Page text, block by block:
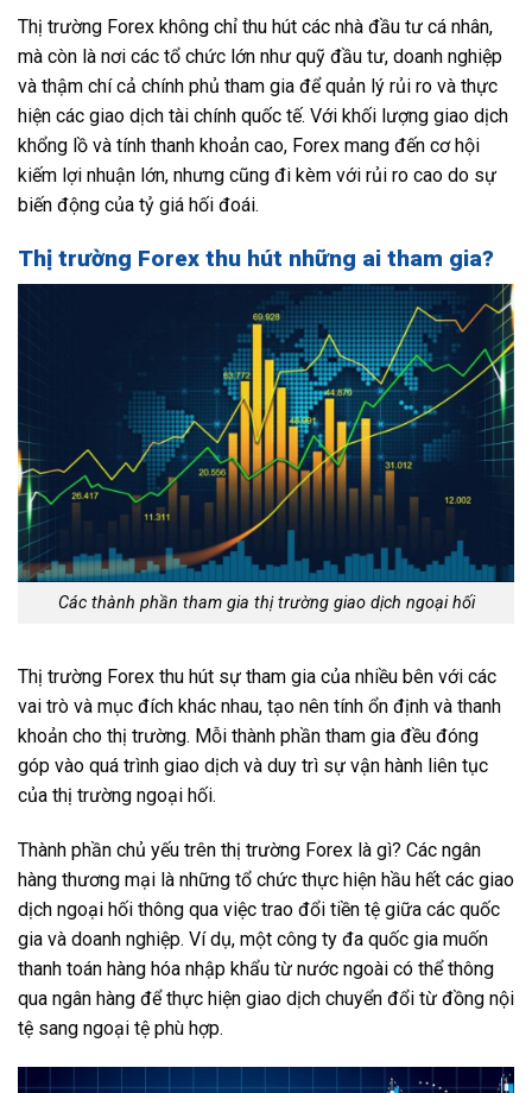
Thị trường Forex không chỉ thu hút các nhà đầu tư cá nhân,
mà còn là nơi các tổ chức lớn như quỹ đầu tư, doanh nghiệp
và thậm chí cả chính phủ tham gia để quản lý rủi ro và thực
hiện các giao dịch tài chính quốc tế. Với khối lượng giao dịch
khổng lồ và tính thanh khoản cao, Forex mang đến cơ hội
kiếm lợi nhuận lớn, nhưng cũng đi kèm với rủi ro cao do sự
biến động của tỷ giá hối đoái.
Thị trường Forex thu hút những ai tham gia?
Các thành phần tham gia thị trường giao dịch ngoại hối
Thị trường Forex thu hút sự tham gia của nhiều bên với các
vai trò và mục đích khác nhau, tạo nên tính ổn định và thanh
khoản cho thị trường. Mỗi thành phần tham gia đều đóng
góp vào quá trình giao dịch và duy trì sự vận hành liên tục
của thị trường ngoại hối.
Thành phần chủ yếu trên thị trường Forex là gì? Các ngân
hàng thương mại là những tổ chức thực hiện hầu hết các giao
dịch ngoại hối thông qua việc trao đổi tiền tệ giữa các quốc
gia và doanh nghiệp. Ví dụ, một công ty đa quốc gia muốn
thanh toán hàng hóa nhập khẩu từ nước ngoài có thể thông
qua ngân hàng để thực hiện giao dịch chuyển đổi từ đồng nội
tệ sang ngoại tệ phù hợp.